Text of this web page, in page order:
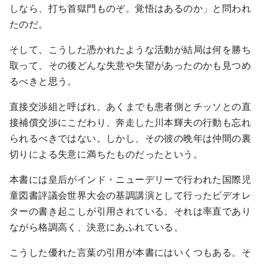
しなら、打ち首獄門ものぞ。覚悟はあるのか」と問われ
たのだ。
そして、こうした憑かれたような活動が結局は何を勝ち
取って、その後どんな失意や失望があったのかも見つめ
るべきと思う。
直接交渉組と呼ばれ、あくまでも患者側とチッソとの直
接補償交渉にこだわり、奔走した川本輝夫の行動も忘れ
られるべきではない。しかし、その彼の晩年は仲間の裏
切りによる失意に満ちたものだったという。
本書には皇后がインド・ニューデリーで行われた国際児
童図書評議会世界大会の基調講演として行ったビデオレ
ターの書き起こしが引用されている。それは率直であり
ながら格調高く、決意にあふれている。
こうした優れた言葉の引用が本書にはいくつもある。そ